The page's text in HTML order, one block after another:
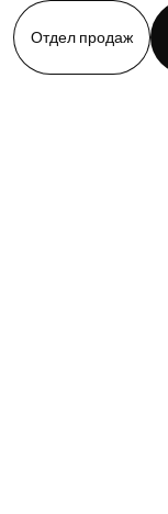
Отдел продаж